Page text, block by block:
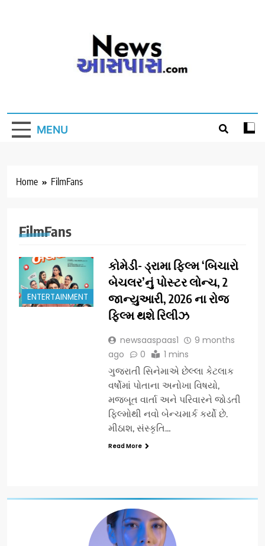
MENU
Home FilmFans
FilmFans
ENTERTAINMENT
કોમેડી- ડ્રામા ફિલ્મ ‘બિચારો
બેચલર’નું પોસ્ટર લોન્ચ, 2
જાન્યુઆરી, 2026 ના રોજ
ફિલ્મ થશે રિલીઝ
newsaaspaas1
9 months
ago
0 1 mins
ગુજરાતી સિનેમાએ છેલ્લા કેટલાક
વર્ષોમાં પોતાના અનોખા વિષયો,
મજબૂત વાર્તા અને પરિવારને જોડતી
ફિલ્મોથી નવો બેન્ચમાર્ક કર્યો છે.
મીઠાશ, સંસ્કૃતિ…
Read More